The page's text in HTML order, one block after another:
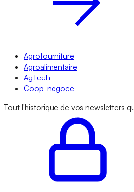
Agrofourniture
Agroalimentaire
AgTech
Coop-négoce
Tout l'historique de vos newsletters